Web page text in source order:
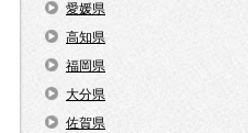
愛媛県
高知県
福岡県
大分県
佐賀県